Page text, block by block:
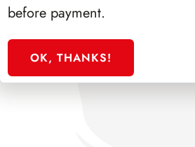
before payment.
OK, THANKS!